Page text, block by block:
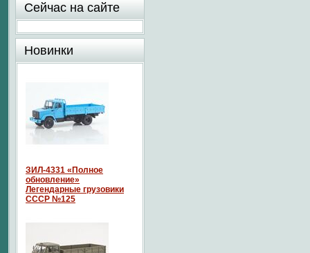
Сейчас на сайте
Новинки
ЗИЛ-4331 «Полное
обновление»
Легендарные грузовики
СССР №125